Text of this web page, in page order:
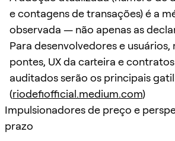
e contagens de transações) é a
observada — não apenas as
Para desenvolvedores e usuários,
pontes, UX da carteira e
auditados serão os principais
(riodefiofficial.medium.com)
Impulsionadores de preço e
prazo